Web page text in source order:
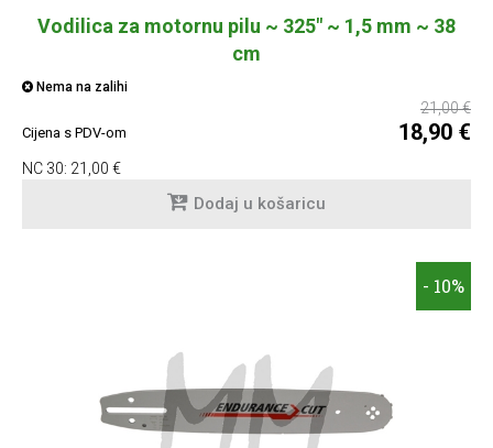
Vodilica za motornu pilu ~ 325" ~ 1,5 mm ~ 38
cm
Nema na zalihi
21,00 €
Cijena s PDV-om 18,90 €
NC 30: 21,00 €
Dodaj u košaricu
- 10%